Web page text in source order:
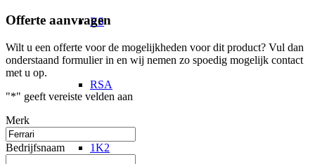
RS
RSA
1K2
Offerte aanvragen
Wilt u een offerte voor de mogelijkheden voor dit product? Vul dan
onderstaand formulier in en wij nemen zo spoedig mogelijk contact
met u op.
"*" geeft vereiste velden aan
Merk
Bedrijfsnaam